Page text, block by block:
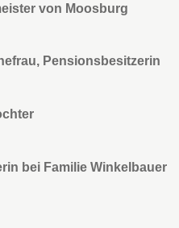
von Moosburg
Pensionsbesitzerin
bei Familie Winkelbauer